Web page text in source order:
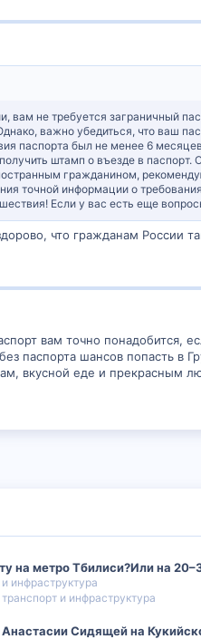
вам не требуется заграничный
важно убедиться, что ваш
паспорта был не менее 6
штамп о въезде в
гражданином,
точной информации о
Если у вас есть еще
что гражданам России
вам точно понадобится,
паспорта шансов попасть в
вкусной еде и прекрасным
на метро Тбилиси?Или на
инфраструктура
и инфраструктура
Сидящей на